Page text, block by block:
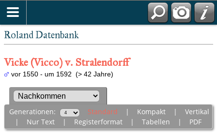
Roland Datenbank
Vicke (Vicco) v. Stralendorff
vor 1550 - um 1592 (> 42 Jahre)
Generationen: Standard | Kompakt| Vertikal
| Nur Text| Registerformat| Tabellen | PDF